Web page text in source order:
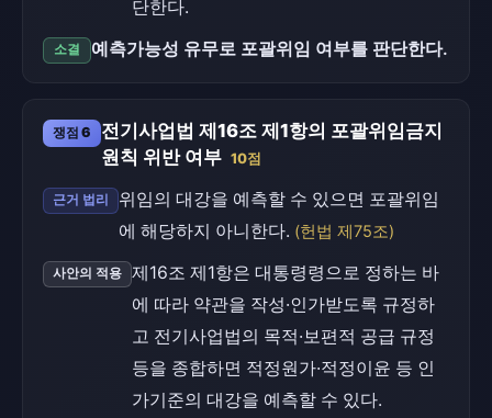
단한다.
소결 예측가능성 유무로 포괄위임 여부를 판단한다.
쟁점 6
전기사업법 제16조 제1항의 포괄위임금지
원칙 위반 여부 10점
근거 법리
위임의 대강을 예측할 수 있으면 포괄위임
에 해당하지 아니한다. (헌법 제75조)
사안의 적용
제16조 제1항은 대통령령으로 정하는 바
에 따라 약관을 작성·인가받도록 규정하
고 전기사업법의 목적·보편적 공급 규정
등을 종합하면 적정원가·적정이윤 등 인
가기준의 대강을 예측할 수 있다.